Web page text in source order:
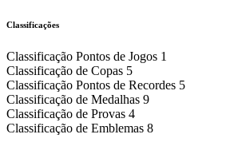
Classificações
Classificação Pontos de Jogos 1
Classificação de Copas 5
Classificação Pontos de Recordes 5
Classificação de Medalhas 9
Classificação de Provas 4
Classificação de Emblemas 8